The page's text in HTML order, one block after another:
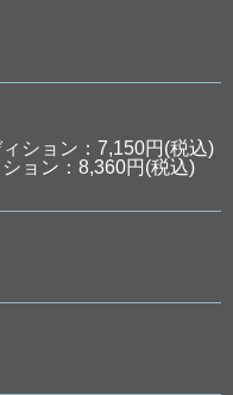
ション：7,150円(税込)
ョン：8,360円(税込)